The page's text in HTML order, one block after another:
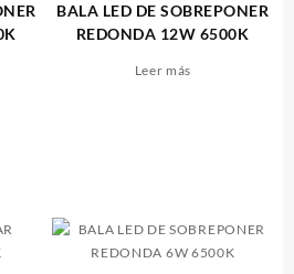
BALA LED DE SOBREPONER
REDONDA 12W 6500K
Leer más